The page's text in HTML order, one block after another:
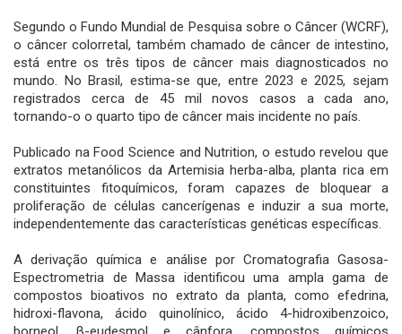
Segundo o Fundo Mundial de Pesquisa sobre o Câncer (WCRF),
o câncer colorretal, também chamado de câncer de intestino,
está entre os três tipos de câncer mais diagnosticados no
mundo. No Brasil, estima-se que, entre 2023 e 2025, sejam
registrados cerca de 45 mil novos casos a cada ano,
tornando-o o quarto tipo de câncer mais incidente no país.
Publicado na Food Science and Nutrition, o estudo revelou que
extratos metanólicos da Artemisia herba-alba, planta rica em
constituintes fitoquímicos, foram capazes de bloquear a
proliferação de células cancerígenas e induzir a sua morte,
independentemente das características genéticas específicas.
A derivação química e análise por Cromatografia Gasosa-
Espectrometria de Massa identificou uma ampla gama de
compostos bioativos no extrato da planta, como efedrina,
hidroxi-flavona, ácido quinolínico, ácido 4-hidroxibenzoico,